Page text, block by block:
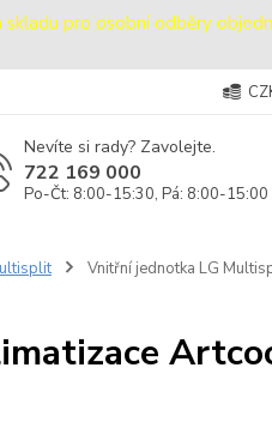
skladu pro osobní odběry
Nevíte si rady? Zavolejte.
722 169 000
Po-Čt: 8:00-15:30, Pá: 8:00-15:00
Vnitřní jednotka LG